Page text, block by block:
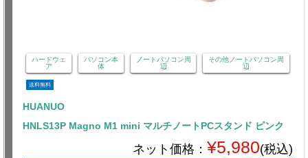
ハードウェ
ア
パソコン本
体
ノートパソコン周
辺
その他ノートパソコン周
辺
送料無料
HUANUO
HNLS13P Magno M1 mini マルチノートPCスタンド ピンク
ネット価格： ¥5,980(税込)